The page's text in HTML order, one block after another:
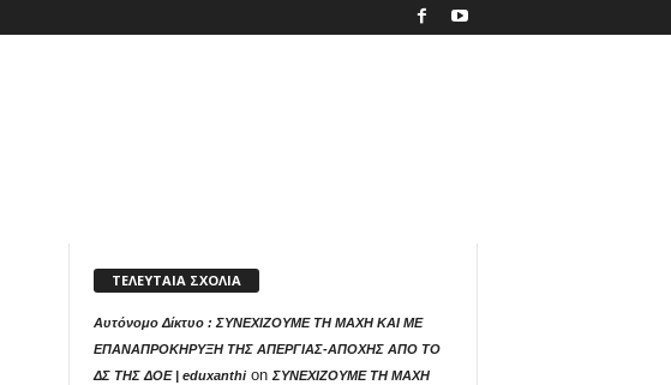
ΤΕΛΕΥΤΑΙΑ ΣΧΟΛΙΑ
Αυτόνομο Δίκτυο : ΣΥΝΕΧΙΖΟΥΜΕ ΤΗ ΜΑΧΗ ΚΑΙ ΜΕ
ΕΠΑΝΑΠΡΟΚΗΡΥΞΗ ΤΗΣ ΑΠΕΡΓΙΑΣ-ΑΠΟΧΗΣ ΑΠΟ ΤΟ
ΔΣ ΤΗΣ ΔΟΕ | eduxanthion ΣΥΝΕΧΙΖΟΥΜΕ ΤΗ ΜΑΧΗ